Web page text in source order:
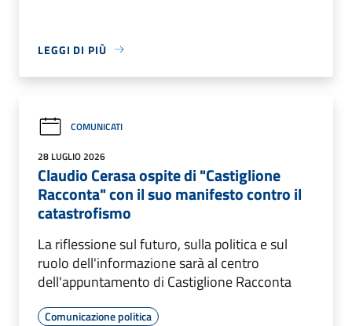
LEGGI DI PIÙ
COMUNICATI
28 LUGLIO 2026
Claudio Cerasa ospite di "Castiglione
Racconta" con il suo manifesto contro il
catastrofismo
La riflessione sul futuro, sulla politica e sul
ruolo dell'informazione sarà al centro
dell'appuntamento di Castiglione Racconta
Comunicazione politica